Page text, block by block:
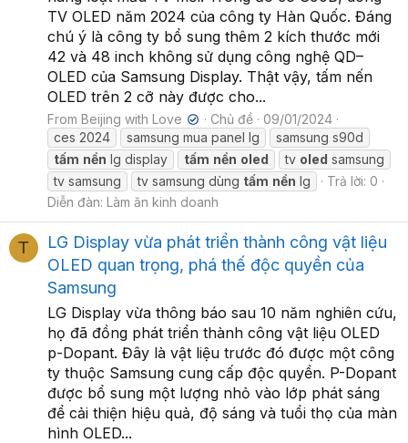
TV OLED năm 2024 của công ty Hàn Quốc. Đáng
chú ý là công ty bổ sung thêm 2 kích thước mới
42 và 48 inch không sử dụng công nghệ QD–
OLED của Samsung Display. Thật vậy, tấm nến
OLED trên 2 cỡ này được cho...
From Beijing with Love ✔ Chủ đề
09/01/2024
ces 2024
samsung mua panel lg
samsung s90d
tấm nền lg display tấm nền oled tv oled samsung
tv samsung
tv samsung dùng tấm nền lg
Trả lời: 0
Diễn đàn: Làm ăn kinh doanh
T
LG Display vừa phát triển thành công vật liệu
OLED quan trọng, phá thế độc quyền của
Samsung
LG Display vừa thông báo sau 10 năm nghiên cứu,
họ đã đồng phát triển thành công vật liệu OLED
p-Dopant. Đây là vật liệu trước đó được một công
ty thuộc Samsung cung cấp độc quyền. P-Dopant
được bổ sung một lượng nhỏ vào lớp phát sáng
để cải thiện hiệu quả, độ sáng và tuổi thọ của màn
hình OLED...